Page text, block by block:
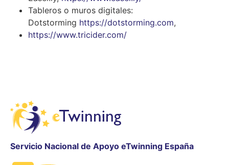
Tableros o muros digitales:
Dotstorming https://dotstorming.com,
https://www.tricider.com/
Servicio Nacional de Apoyo eTwinning España